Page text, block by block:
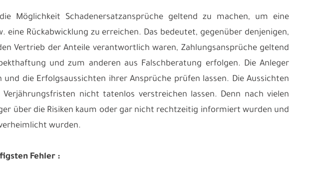
Möglichkeit Schadenersatzansprüche geltend zu machen, um eine
Rückabwicklung zu erreichen. Das bedeutet, gegenüber denjenigen,
Vertrieb der Anteile verantwortlich waren, Zahlungsansprüche geltend
und zum anderen aus Falschberatung erfolgen. Die Anleger
die Erfolgsaussichten ihrer Ansprüche prüfen lassen. Die Aussichten
nicht tatenlos verstreichen lassen. Denn nach vielen
über die Risiken kaum oder gar nicht rechtzeitig informiert wurden und
wurden.
Fehler :